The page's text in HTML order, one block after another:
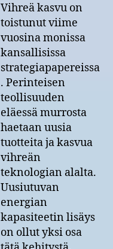
Vihreä kasvu on
toistunut viime
vuosina monissa
kansallisissa
strategiapapereissa
. Perinteisen
teollisuuden
eläessä murrosta
haetaan uusia
tuotteita ja kasvua
vihreän
teknologian alalta.
Uusiutuvan
energian
kapasiteetin lisäys
on ollut yksi osa